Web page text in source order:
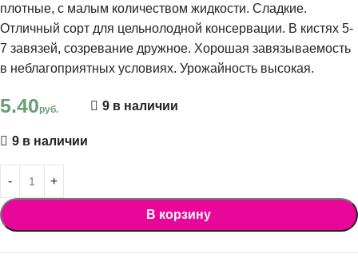
плотные, с малым количеством жидкости. Сладкие.
Отличный сорт для цельнолодной консервации. В кистях 5-
7 завязей, созревание дружное. Хорошая завязываемость
в неблагоприятных условиях. Урожайность высокая.
5.40руб. 9 в наличии
9 в наличии
В корзину